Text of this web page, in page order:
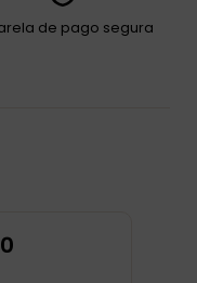
de pago segura